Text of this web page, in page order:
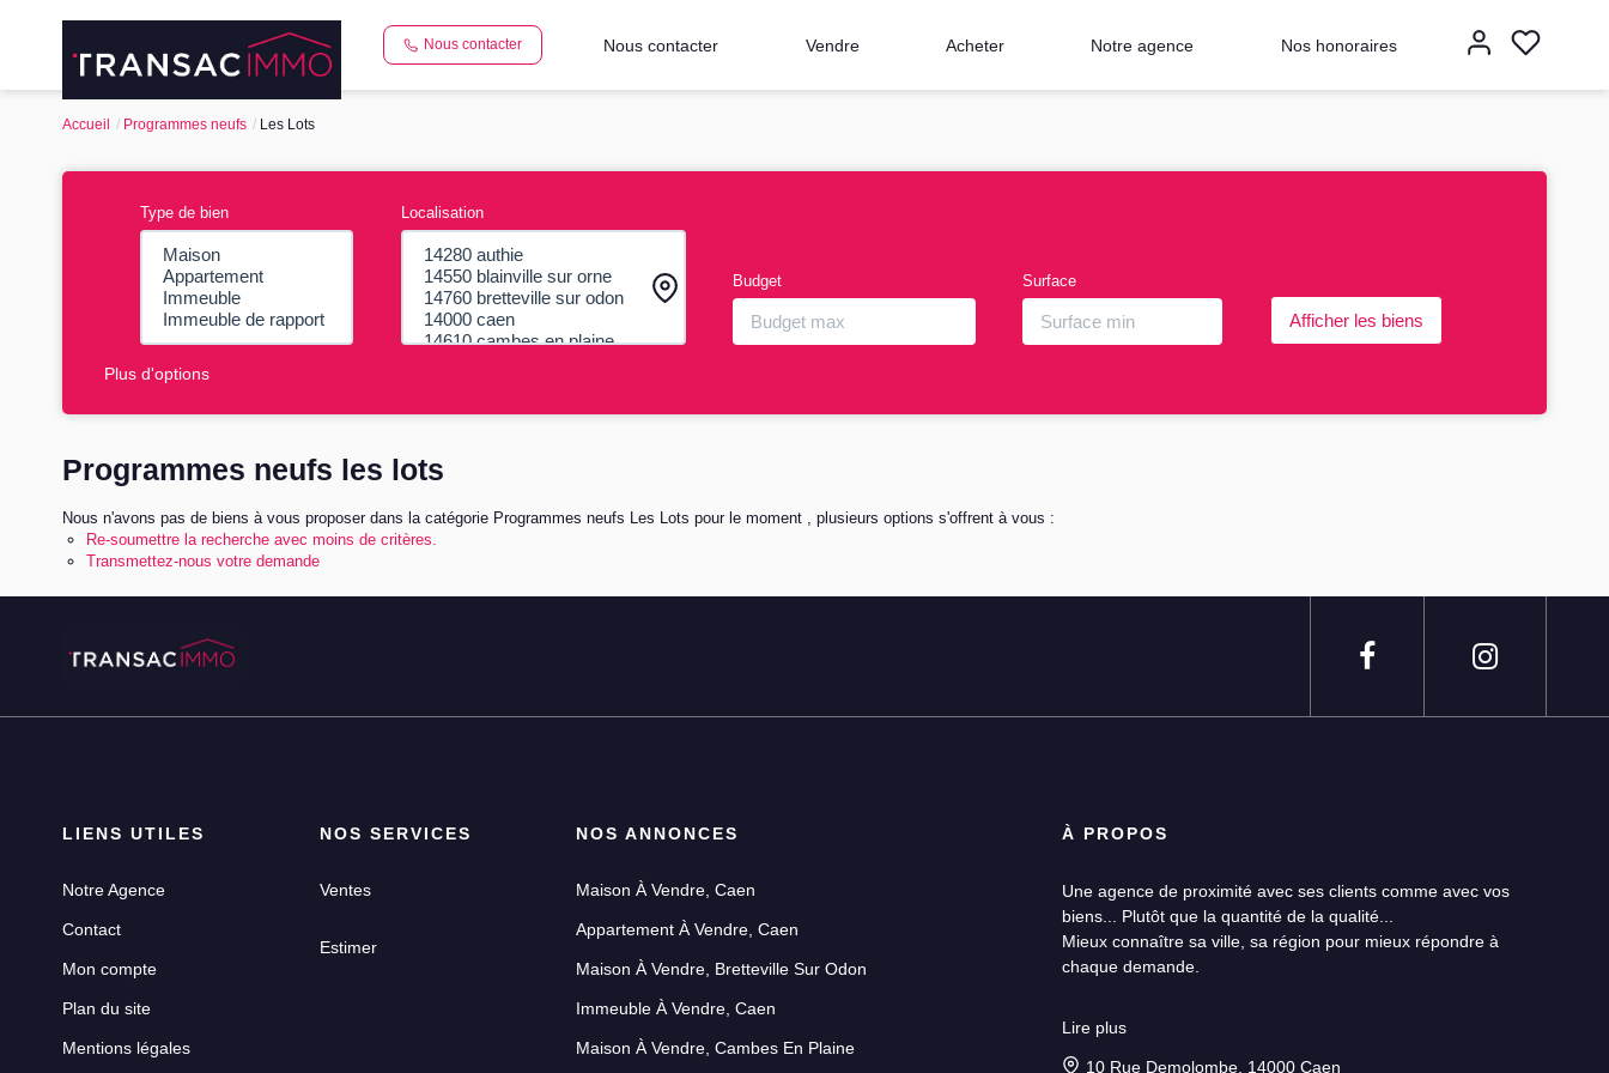
Nous contacter Nous contacter Vendre Acheter Notre agence Nos honoraires
Accueil Programmes neufs Les Lots
Type de bien Localisation
Budget Surface
Plus d'options
Programmes neufs les lots
Nous n'avons pas de biens à vous proposer dans la catégorie Programmes neufs Les Lots pour le moment , plusieurs options s'offrent à vous :
Re-soumettre la recherche avec moins de critères.
Transmettez-nous votre demande
LIENS UTILES
Notre Agence
Contact
Mon compte
Plan du site
Mentions légales
NOS SERVICES
Ventes
Estimer
NOS ANNONCES
Maison À Vendre, Caen
Appartement À Vendre, Caen
Maison À Vendre, Bretteville Sur Odon
Immeuble À Vendre, Caen
Maison À Vendre, Cambes En Plaine
À PROPOS
Une agence de proximité avec ses clients comme avec vos
biens... Plutôt que la quantité de la qualité...
Mieux connaître sa ville, sa région pour mieux répondre à
chaque demande.
projet.
Lire plus
10 Rue Demolombe, 14000 Caen